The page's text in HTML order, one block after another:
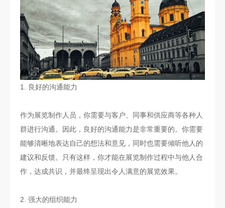
1. 良好的沟通能力
作为展览制作人员，你需要与客户、同事和供应商等各种人
群进行沟通。因此，良好的沟通能力是非常重要的。你需要
能够清晰地表达自己的想法和意见，同时也需要倾听他人的
建议和反馈。只有这样，你才能在展览制作过程中与他人合
作，达成共识，并最终呈现出令人满意的展览效果。
2. 强大的组织能力